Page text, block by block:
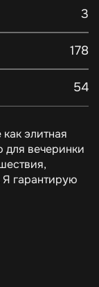
3
178
54
элитная
вечеринки
гарантирую